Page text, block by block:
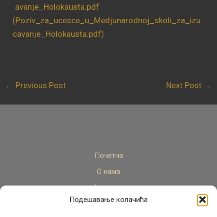
Подешавање колачића
(Poziv_za_ucesce_u_Medjunarodnoj_skoli_za_izu
cavanje_Holokausta.pdf)
← Previous Post Next Post →
Почетна
О нама
Актуелно
Стручни кадар